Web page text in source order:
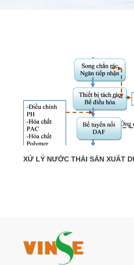
XỬ LÝ NƯỚC THẢI SẢN XUẤT